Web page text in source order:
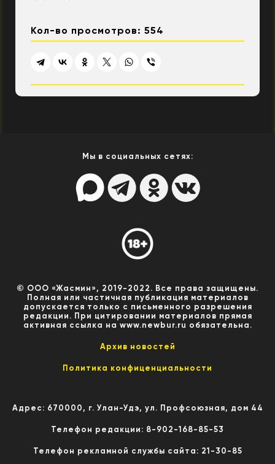
Кол-во просмотров: 554
Мы в социальных сетях:
© ООО «Жасмин», 2019-2022. Все права защищены.
Полная или частичная публикация материалов
допускается только с письменного разрешения
редакции. При цитировании материалов прямая
активная ссылка на www.newbur.ru обязательна.
Архив новостей
Политика конфиценциальности
Адрес: 670000, г. Улан-Удэ, ул. Профсоюзная, дом 44
Телефон редакции: 8-902-168-85-53
Телефон рекламной службы сайта: 21-30-85